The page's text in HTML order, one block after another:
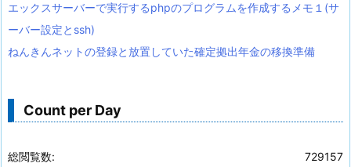
エックスサーバーで実行するphpのプログラムを作成するメモ１(サ
ーバー設定とssh)
ねんきんネットの登録と放置していた確定拠出年金の移換準備
Count per Day
729157
総閲覧数: